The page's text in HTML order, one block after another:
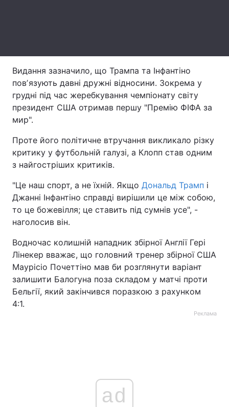
Тема оформлення
Видання зазначило, що Трампа та Інфантіно
повʼязують давні дружні відносини. Зокрема у
грудні під час жеребкування чемпіонату світу
президент США отримав першу "Премію ФІФА за
мир".
Проте його політичне втручання викликало різку
критику у футбольній галузі, а Клопп став одним
з найгостріших критиків.
"Це наш спорт, а не їхній. Якщо Дональд Трамп і
Джанні Інфантіно справді вирішили це між собою,
то це божевілля; це ставить під сумнів усе", -
наголосив він.
Водночас колишній нападник збірної Англії Гері
Лінекер вважає, що головний тренер збірної США
Маурісіо Почеттіно мав би розглянути варіант
залишити Балогуна поза складом у матчі проти
Бельгії, який закінчився поразкою з рахунком
4:1.
Реклама
ad